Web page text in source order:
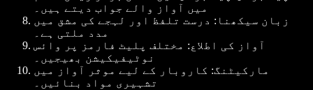
میں آواز والے جواب دیتے ہیں۔
زبان سیکھنا: درست تلفظ اور لہجے کی مشق میں
مدد ملتی ہے۔
آواز کی اطلاع: مختلف پلیٹ فارمز پر وائس
نوٹیفیکیشن بھیجیں۔
مارکیٹنگ: کاروبار کے لیے موثر آواز میں
تشہیری مواد بنائیں۔